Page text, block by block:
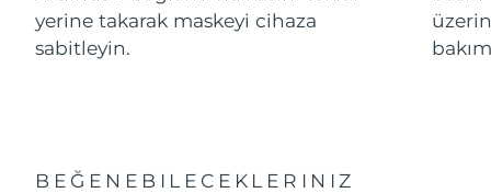
yerine takarak maskeyi cihaza
sabitleyin.
BEĞENEBILECEKLERINIZ